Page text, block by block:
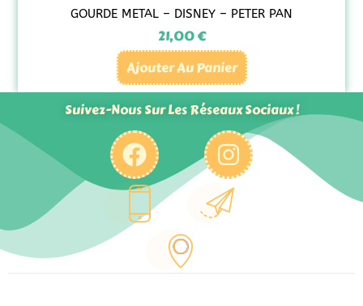
GOURDE METAL – DISNEY – PETER PAN
21,00€
Ajouter Au Panier
Suivez-Nous Sur Les Réseaux Sociaux !